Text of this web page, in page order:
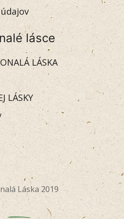
lásce
LÁSKA
LÁSKY
Láska 2019